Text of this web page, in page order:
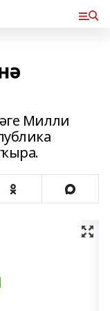
Милли